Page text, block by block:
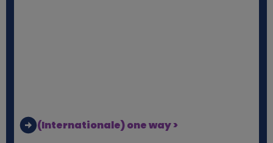
(Internationale) one way >